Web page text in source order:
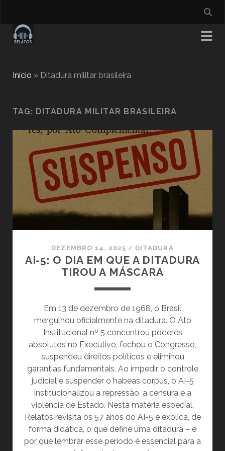
Início » Ditadura militar brasileira
TAG: DITADURA MILITAR BRASILEIRA
DEZEMBRO 14, 2025 / DITADURA
AI-5: O DIA EM QUE A DITADURA
TIROU A MÁSCARA
Em 13 de dezembro de 1968, o Brasil
mergulhou oficialmente na ditadura. O Ato
Institucional nº 5 concentrou poderes
absolutos no Executivo, fechou o Congresso,
suspendeu direitos políticos e eliminou
garantias fundamentais. Ao impedir o controle
judicial e suspender o habeas corpus, o AI-5
institucionalizou a repressão, a censura e a
violência de Estado. Nesta matéria especial,
Relatos revisita os 57 anos do AI-5 e explica, de
forma didática, o que define uma ditadura – e
por que lembrar esse período é essencial para a